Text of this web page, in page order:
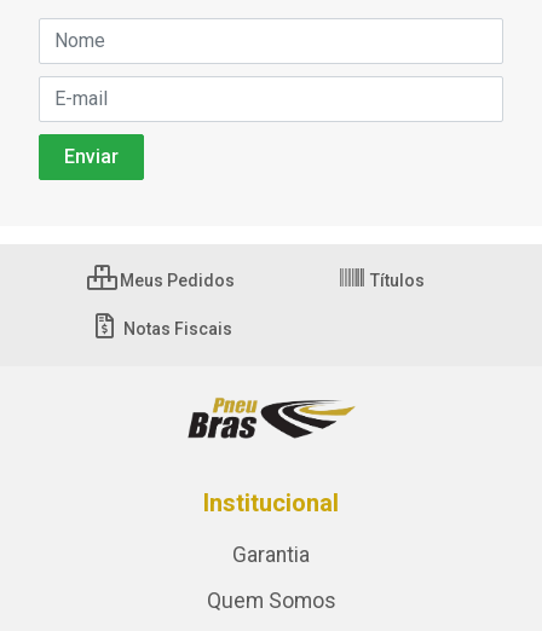
Meus Pedidos Títulos
Notas Fiscais
Institucional
Garantia
Quem Somos